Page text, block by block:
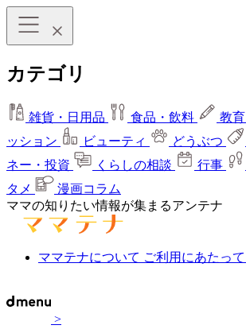
カテゴリ
雑貨・日用品 食品・飲料 教育
ッション
ビューティ どうぶつ
ネー・投資
くらしの相談 行事
タメ
漫画コラム
ママの知りたい情報が集まるアンテナ
ママテナについて ご利用にあたって
>